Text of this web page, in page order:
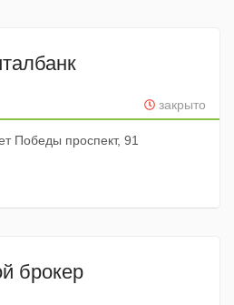
закрыто
Победы проспект, 91
брокер